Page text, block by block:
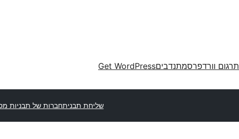
תרגום וורדפרסמתנדביםGet WordPress
שליחת תבניתחברות של תבניות